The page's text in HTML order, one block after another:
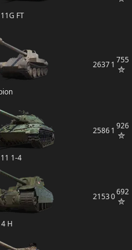
FT
26371 755
1-4
25861 926
H
21530692